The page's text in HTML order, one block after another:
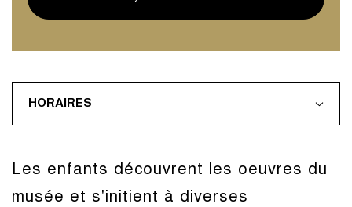
HORAIRES
Les enfants découvrent les oeuvres du
musée et s'initient à diverses